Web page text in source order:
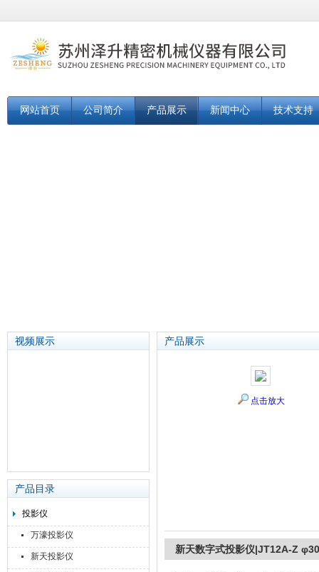
网站首页 公司简介 产品展示 新闻中心 技术支持
视频展示
产品目录
投影仪
万濠投影仪
新天投影仪
产品展示
点击放大
新天数字式投影仪|JT12A-Z